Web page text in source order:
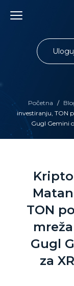
content
Početna /
investiranju, TON
Gugl Gemini
TON
Gugl
za